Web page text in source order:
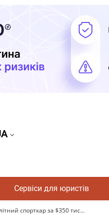
Сервіси для юристів
спорткар за $350 тис...